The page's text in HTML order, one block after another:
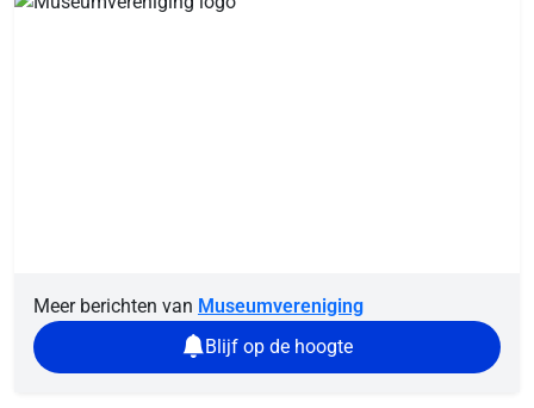
Meer berichten van Museumvereniging
Blijf op de hoogte